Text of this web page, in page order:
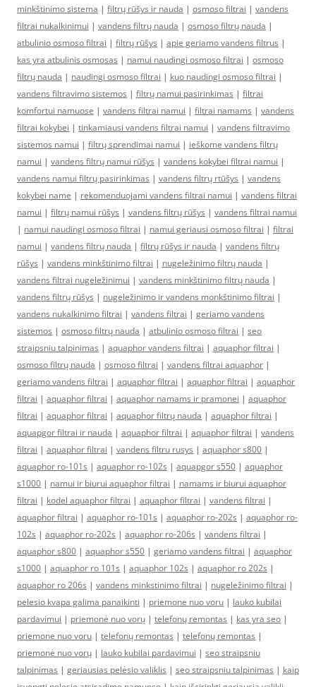
minkštinimo sistema | filtrų rūšys ir nauda | osmoso filtrai | vandens
filtrai nukalkinimui | vandens filtrų nauda | osmoso filtrų nauda |
atbulinio osmoso filtrai | filtrų rūšys | apie geriamo vandens filtrus |
kas yra atbulinis osmosas | namui naudingi osmoso filtrai | osmoso
filtrų nauda | naudingi osmoso filtrai | kuo naudingi osmoso filtrai |
vandens filtravimo sistemos | filtrų namui pasirinkimas | filtrai
komfortui namuose | vandens filtrai namui | filtrai namams | vandens
filtrai kokybei | tinkamiausi vandens filtrai namui | vandens filtravimo
sistemos namui | filtrų sprendimai namui | ieškome vandens filtrų
namui | vandens filtrų namui rūšys | vandens kokybei filtrai namui |
vandens namui filtrų pasirinkimas | vandens filtrų rtūšys | vandens
kokybei name | rekomenduojami vandens filtrai namui | vandens filtrai
namui | filtrų namui rūšys | vandens filtrų rūšys | vandens filtrai namui
| namui naudingi osmoso filtrai | namui geriausi osmoso filtrai | filtrai
namui | vandens filtrų nauda | filtrų rūšys ir nauda | vandens filtrų
rūšys | vandens minkštinimo filtrai | nugeležinimo filtrų nauda |
vandens filtrai nugeležinimui | vandens minkštinimo filtrų nauda |
vandens filtrų rūšys | nugeležinimo ir vandens monkštinimo filtrai |
vandens nukalkinimo filtrai | vandens filtrai | geriamo vandens
sistemos | osmoso filtrų nauda | atbulinio osmoso filtrai | seo
straipsniu talpinimas | aquaphor vandens filtrai | aquaphor filtrai |
osmoso filtrų nauda | osmoso filtrai | vandens filtrai aquaphor |
geriamo vandens filtrai | aquaphor filtrai | aquaphor filtrai | aquaphor
filtrai | aquaphor filtrai | aquaphor namams ir pramonei | aquaphor
filtrai | aquaphor filtrai | aquaphor filtrų nauda | aquaphor filtrai |
aquapgor filtrai ir nauda | aquaphor filtrai | aquaphor filtrai | vandens
filtrai | aquaphor filtrai | vandens filtru rusys | aquaphor s800 |
aquaphor ro-101s | aquaphor ro-102s | aquapgor s550 | aquaphor
s1000 | namui ir biurui aquaphor filtrai | namams ir biurui aquaphor
filtrai | kodel aquaphor filtrai | aquaphor filtrai | vandens filtrai |
aquaphor filtrai | aquaphor ro-101s | aquaphor ro-202s | aquaphor ro-
102s | aquaphor ro-202s | aquaphor ro-206s | vandens filtrai |
aquaphor s800 | aquaphor s550 | geriamo vandens filtrai | aquaphor
s1000 | aquaphor ro 101s | aquaphor 102s | aquaphor ro 202s |
aquaphor ro 206s | vandens minkstinimo filtrai | nugeležinimo filtrai |
pelesio kvapa galima panaikinti | priemone nuo voru | lauko kubilai
pardavimui | priemonė nuo vorų | telefonų remontas | kas yra seo |
priemone nuo voru | telefonų remontas | telefonų remontas |
priemonė nuo vorų | lauko kubilai pardavimui | seo straipsniu
talpinimas | geriausias pelėsio valiklis | seo straipsniu talpinimas | kaip